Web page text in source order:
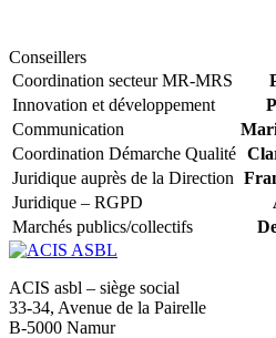
Conseillers
Coordination secteur MR-MRS
Innovation et développement
Communication
Coordination Démarche Qualité
Juridique auprès de la Direction
Juridique – RGPD
Marchés publics/collectifs
ACIS asbl – siège social
33-34, Avenue de la Pairelle
B-5000 Namur